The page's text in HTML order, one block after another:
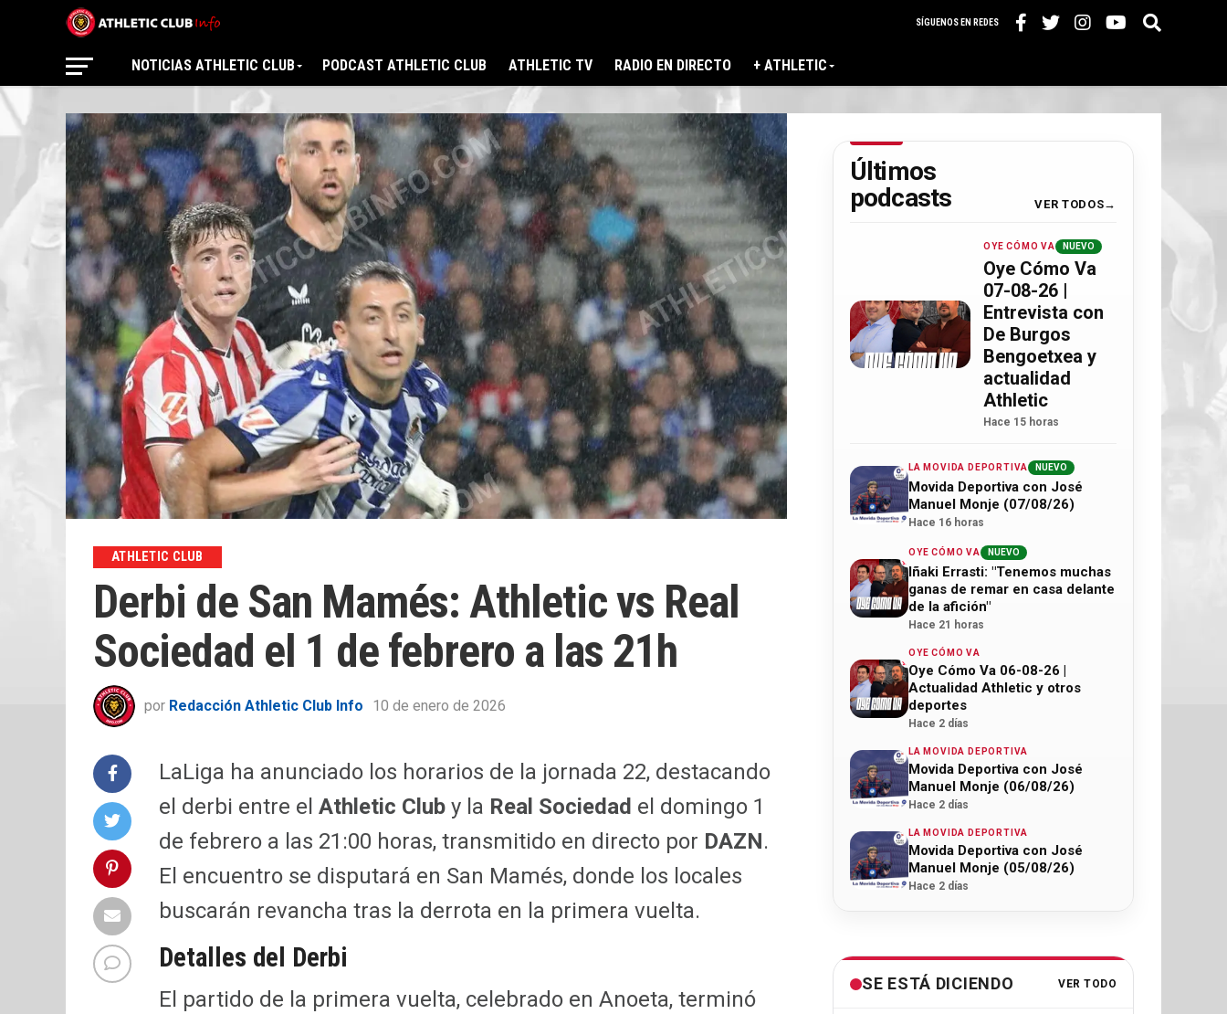
SÍGUENOS EN REDES
NOTICIAS ATHLETIC CLUB PODCAST ATHLETIC CLUB ATHLETIC TV RADIO EN DIRECTO + ATHLETIC
ATHLETIC CLUB
Derbi de San Mamés: Athletic vs Real
Sociedad el 1 de febrero a las 21h
por Redacción Athletic Club Info 10 de enero de 2026
LaLiga ha anunciado los horarios de la jornada 22, destacando
el derbi entre el Athletic Club y la Real Sociedad el domingo 1
de febrero a las 21:00 horas, transmitido en directo por DAZN.
El encuentro se disputará en San Mamés, donde los locales
buscarán revancha tras la derrota en la primera vuelta.
Detalles del Derbi
El partido de la primera vuelta, celebrado en Anoeta, terminó
Últimos
podcasts
VER TODOS
OYE CÓMO VA NUEVO
Oye Cómo Va
07-08-26 |
Entrevista con
De Burgos
Bengoetxea y
actualidad
Athletic
Hace 15 horas
LA MOVIDA DEPORTIVA NUEVO
Movida Deportiva con José
Manuel Monje (07/08/26)
Hace 16 horas
OYE CÓMO VA NUEVO
Iñaki Errasti: "Tenemos muchas
ganas de remar en casa delante
de la afición"
Hace 21 horas
OYE CÓMO VA
Oye Cómo Va 06-08-26 |
Actualidad Athletic y otros
deportes
Hace 2 días
LA MOVIDA DEPORTIVA
Movida Deportiva con José
Manuel Monje (06/08/26)
Hace 2 días
LA MOVIDA DEPORTIVA
Movida Deportiva con José
Manuel Monje (05/08/26)
Hace 2 días
SE ESTÁ DICIENDO VER TODO